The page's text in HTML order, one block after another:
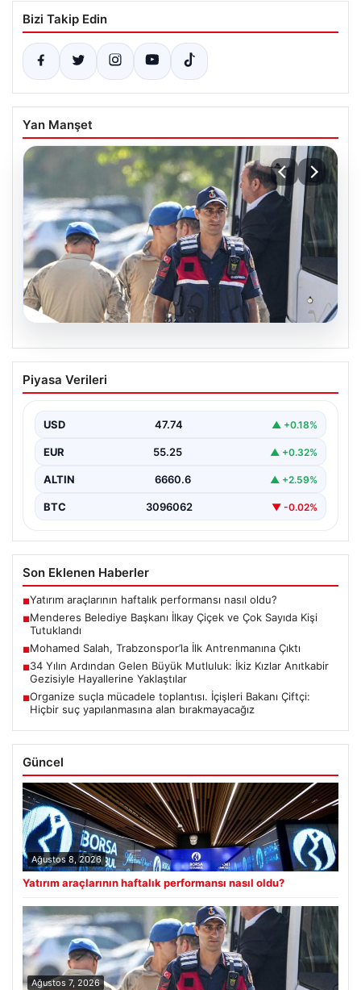
Bizi Takip Edin
Yan Manşet
07.08.2026
Menderes Belediye Başkanı İlkay Çiçek
ve Çok Sayıda Kişi Tutuklandı
soruşturma kapsamında, Belediye Başkanı İlkay Çiçek
ve…
Piyasa Verileri
USD 47.74 ▲ +0.18%
EUR 55.25 ▲ +0.32%
ALTIN 6660.6 ▲ +2.59%
BTC 3096062 ▼ -0.02%
Son Eklenen Haberler
■Yatırım araçlarının haftalık performansı nasıl oldu?
■Menderes Belediye Başkanı İlkay Çiçek ve Çok Sayıda Kişi
Tutuklandı
■Mohamed Salah, Trabzonspor’la İlk Antrenmanına Çıktı
■34 Yılın Ardından Gelen Büyük Mutluluk: İkiz Kızlar Anıtkabir
Gezisiyle Hayallerine Yaklaştılar
■Organize suçla mücadele toplantısı. İçişleri Bakanı Çiftçi:
Hiçbir suç yapılanmasına alan bırakmayacağız
Güncel
Ağustos 8, 2026
Yatırım araçlarının haftalık performansı nasıl oldu?
Ağustos 7, 2026